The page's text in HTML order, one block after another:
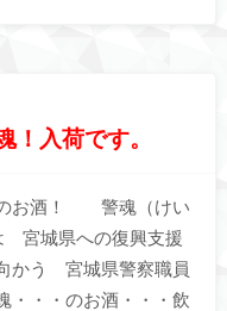
入荷です。
のお酒！ 警魂（けい
宮城県への復興支援
かう 宮城県警察職員
・・・のお酒・・・飲